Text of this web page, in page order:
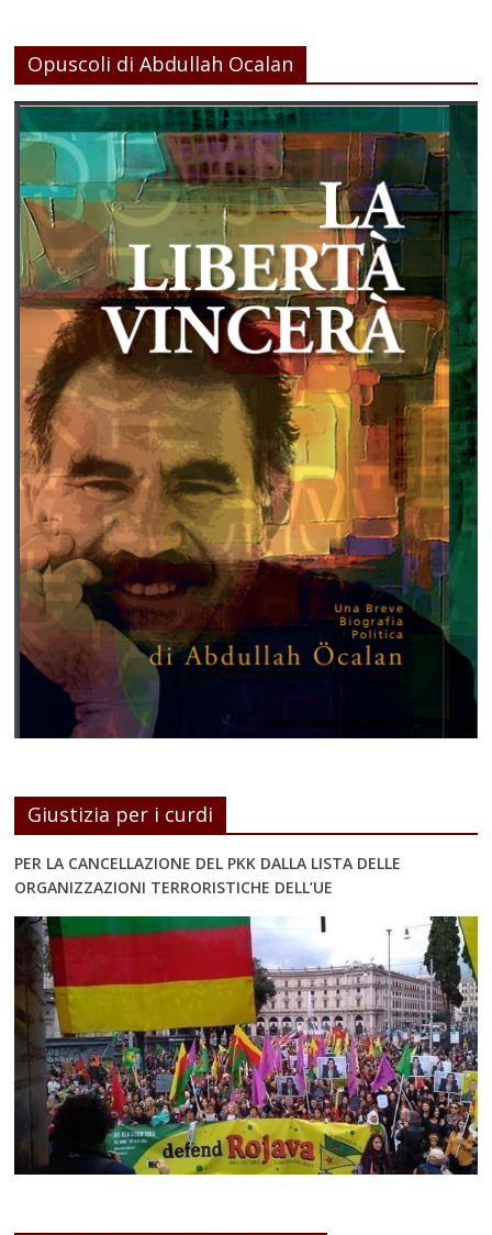
Opuscoli di Abdullah Ocalan
Giustizia per i curdi
PER LA CANCELLAZIONE DEL PKK DALLA LISTA DELLE
ORGANIZZAZIONI TERRORISTICHE DELL’UE